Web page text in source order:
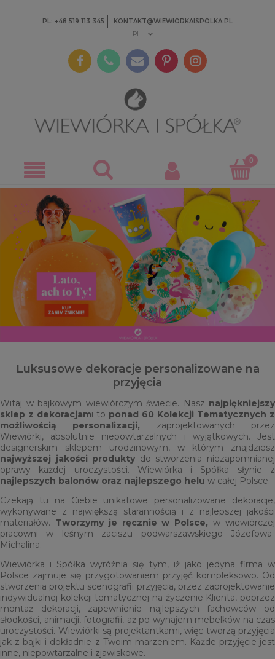
PL: +48 519 113 345 KONTAKT@WIEWIORKAISPOLKA.PL
Luksusowe dekoracje personalizowane na
przyjęcia
Witaj w bajkowym wiewiórczym świecie. Nasz najpiękniejszy
sklep z dekoracjami to ponad 60 Kolekcji Tematycznych z
możliwością personalizacji, zaprojektowanych przez
Wiewiórki, absolutnie niepowtarzalnych i wyjątkowych. Jest
designerskim sklepem urodzinowym, w którym znajdziesz
najwyższej jakości produkty do stworzenia niezapomnianej
oprawy każdej uroczystości. Wiewiórka i Spółka słynie z
najlepszych balonów oraz najlepszego helu w całej Polsce.
Czekają tu na Ciebie unikatowe personalizowane dekoracje,
wykonywane z największą starannością i z najlepszej jakości
materiałów. Tworzymy je ręcznie w Polsce, w wiewiórczej
pracowni w leśnym zaciszu podwarszawskiego Józefowa-
Michalina.
Wiewiórka i Spółka wyróżnia się tym, iż jako jedyna firma w
Polsce zajmuje się przygotowaniem przyjęć kompleksowo. Od
stworzenia projektu scenografii przyjęcia, przez zaprojektowanie
indywidualnej kolekcji tematycznej na życzenie Klienta, poprzez
montaż dekoracji, zapewnienie najlepszych fachowców od
słodkości, animacji, fotografii, aż po wynajem mebelków na czas
uroczystości. Wiewiórki są projektantkami, więc tworzą przyjęcia
jak z bajki i dokładnie z Twoim marzeniem. Każde przyjęcie jest
inne, niepowtarzalne i zjawiskowe.